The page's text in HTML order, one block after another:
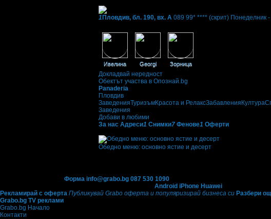
1 Пловдив, бл. 190, вх. А 089 99* **** (скрит) Понеделник
Ивелина Georgi Зорница
Докладвай нередност
Обектът участва в Опознай.bg
Panaderia
Пловдив
ЗаведенияТуризъмКрасота и РелаксЗабавления Култура
Заведения
Добави в любими
За нас Адреси1 Снимки7 Фенове1 Оферти
Обедно меню: основно ястие и десерт
Форма info@grabo.bg 087 530 1090
Android iPhone Huawei
Рекламирай с оферта Публикувай Grabo оферта и популяризирай бизнеса си Разбери
Grabo.bg TV реклами
Grabo.bg Начало
Контакти